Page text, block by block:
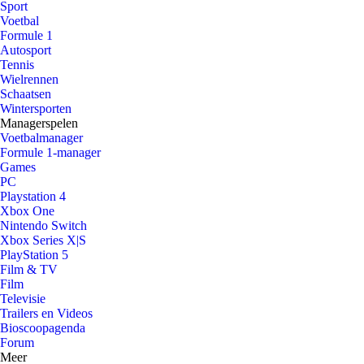
Sport
Voetbal
Formule 1
Autosport
Tennis
Wielrennen
Schaatsen
Wintersporten
Managerspelen
Voetbalmanager
Formule 1-manager
Games
PC
Playstation 4
Xbox One
Nintendo Switch
Xbox Series X|S
PlayStation 5
Film & TV
Film
Televisie
Trailers en Videos
Bioscoopagenda
Forum
Meer